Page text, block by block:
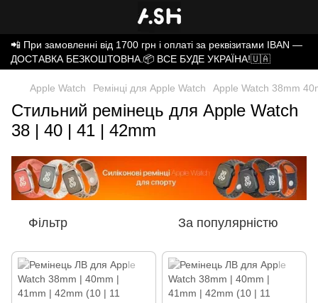
📲 При замовленні від 1700 грн і оплаті за реквізитами IBAN —
ДОСТАВКА БЕЗКОШТОВНА.📦 ВСЕ БУДЕ УКРАЇНА!🇺🇦
Apple Watch Ремінці для Apple Watch Apple Watch 38mm
Стильний ремінець для Apple Watch
38 | 40 | 41 | 42mm
Фільтр За популярністю